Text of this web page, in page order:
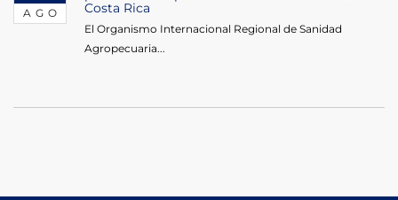
AGO
Costa Rica
El Organismo Internacional Regional de Sanidad
Agropecuaria...